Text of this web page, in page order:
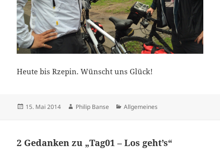
Heute bis Rzepin. Wünscht uns Glück!
Veröffentlicht
15. Mai 2014 Autor
Philip Banse Kategorien
Allgemeines
2 Gedanken zu „Tag01 – Los geht’s“